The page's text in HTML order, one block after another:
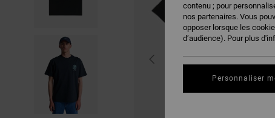
contenu ; pour
nos partenaires. Vous
opposer lorsque les
d’audience). Pour plus
Personnaliser